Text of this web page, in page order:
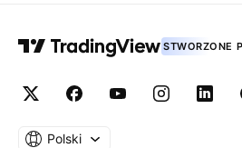
STWORZONE
Polski